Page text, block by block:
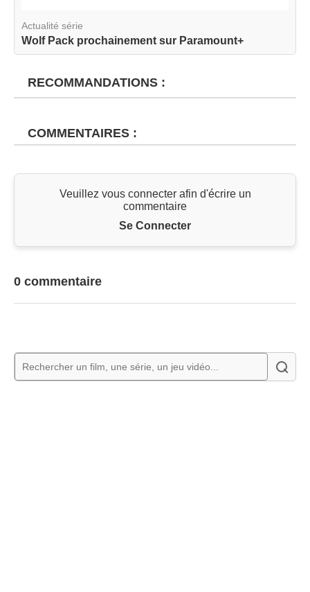
Actualité série
Wolf Pack prochainement sur Paramount+
RECOMMANDATIONS :
COMMENTAIRES :
Veuillez vous connecter afin d'écrire un
commentaire
Se Connecter
0 commentaire